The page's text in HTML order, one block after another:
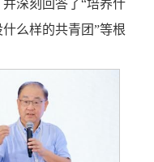
深刻回答了“培养什
么样的共青团”等根